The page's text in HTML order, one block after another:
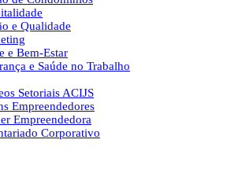
e Qualidade
e Bem-Estar
e Saúde no Trabalho
Setoriais ACIJS
Empreendedores
Empreendedora
Corporativo